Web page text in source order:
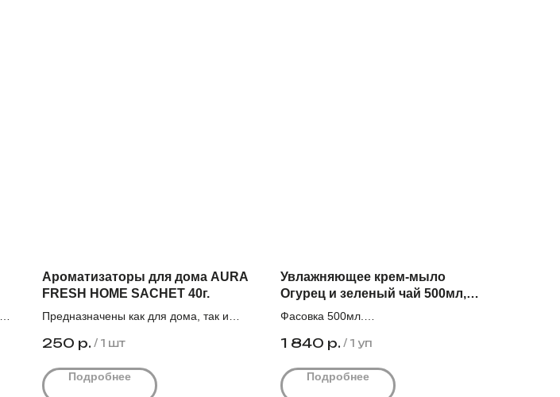
Ароматизаторы для дома AURA
FRESH HOME SACHET 40г.
Предназначены как для дома, так и
известными брендами.
Коробка 24шт.
250 р. / 1 шт
Подробнее
Увлажняющее крем-мыло
Огурец и зеленый чай 500мл,
20шт/уп
Фасовка 500мл.
Оптовая цена за единицу с НДС 92,0₽
1 840 р. / 1 уп
Подробнее